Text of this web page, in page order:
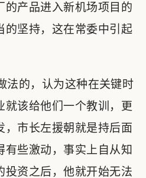
的产品进入新机场项目的
的坚持，这在常委中引起
的，认为这种在关键时
就该给他们一个教训，更
，市长左援朝就是持后面
有些激动，事实上自从知
投资之后，他就开始无法